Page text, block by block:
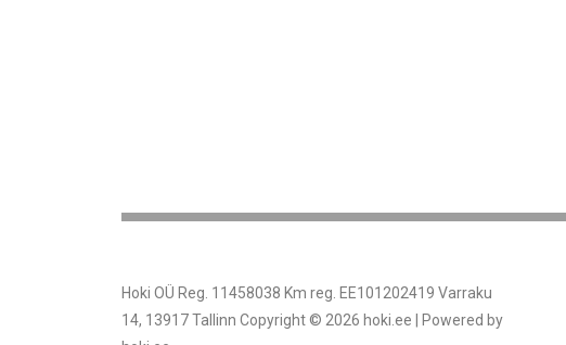
Hoki OÜ Reg. 11458038 Km reg. EE101202419 Varraku
14, 13917 Tallinn Copyright © 2026 hoki.ee | Powered by